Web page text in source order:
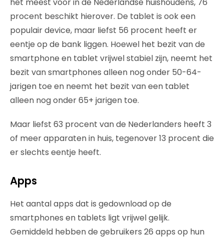
procent beschikt hierover. De tablet is ook een
populair device, maar liefst 56 procent heeft er
eentje op de bank liggen. Hoewel het bezit van de
smartphone en tablet vrijwel stabiel zijn, neemt het
bezit van smartphones alleen nog onder 50-64-
jarigen toe en neemt het bezit van een tablet
alleen nog onder 65+ jarigen toe.
Maar liefst 63 procent van de Nederlanders heeft 3
of meer apparaten in huis, tegenover 13 procent die
er slechts eentje heeft.
Apps
Het aantal apps dat is gedownload op de
smartphones en tablets ligt vrijwel gelijk.
Gemiddeld hebben de gebruikers 26 apps op hun